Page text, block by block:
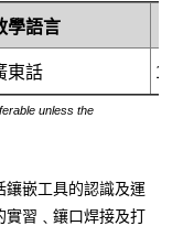
學語言
東話
unless the
鑲嵌工具的認識及運
實習 ﹑鑲口焊接及打